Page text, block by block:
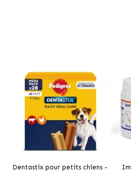
Dentastix pour petits chiens -